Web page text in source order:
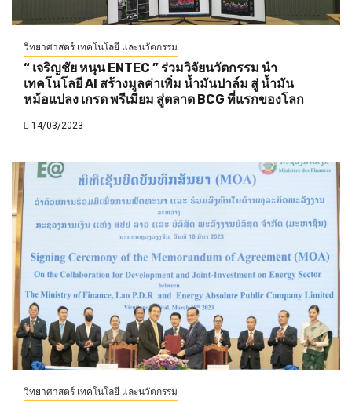
วิทยาศาสตร์ เทคโนโลยี และนวัตกรรม
“ เจริญชัย หนุน ENTEC ” ร่วมวิจัยนวัตกรรม นำ
เทคโนโลยี AI สร้างมูลค่าเพิ่ม น้ำมันปาล์ม สู่ น้ำมัน
หม้อแปลง เกรด พรีเมียม สู่ตลาด BCG ที่แรกของโลก
14/03/2023
วิทยาศาสตร์ เทคโนโลยี และนวัตกรรม